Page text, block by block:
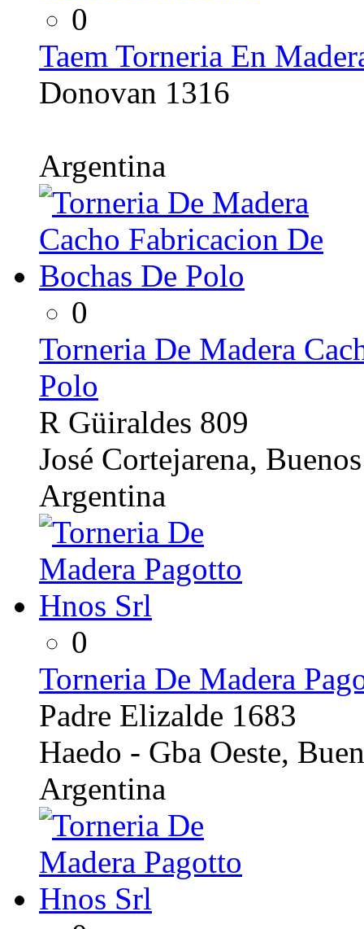
0
Taem Torneria En
Donovan 1316
Argentina
0
Torneria De Madera
Polo
R Güiraldes 809
José Cortejarena,
Argentina
0
Torneria De Madera
Padre Elizalde 1683
Haedo - Gba Oeste,
Argentina